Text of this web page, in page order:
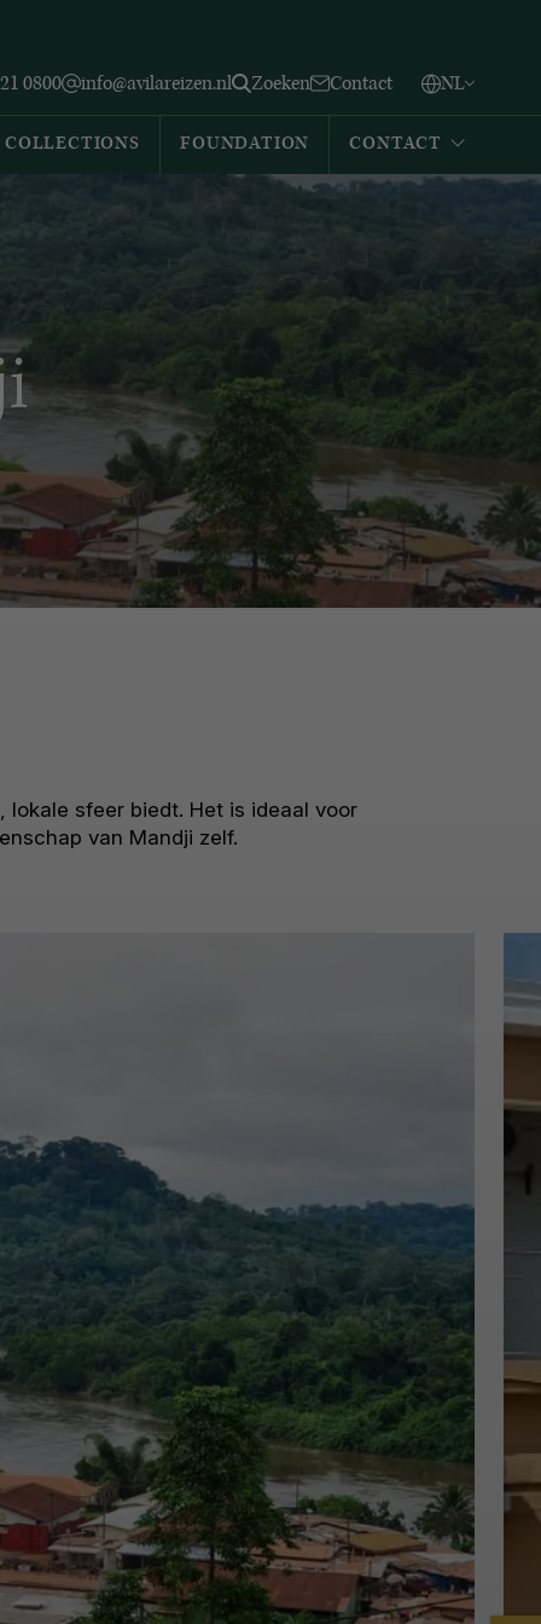
0800 info@avilareizen.nl Zoeken Contact NL
Español
COLLECTIONS FOUNDATION CONTACT
lokale sfeer biedt. Het is ideaal voor
van Mandji zelf.